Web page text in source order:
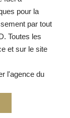
pour la
par tout
Toutes les
et sur le site
l'agence du